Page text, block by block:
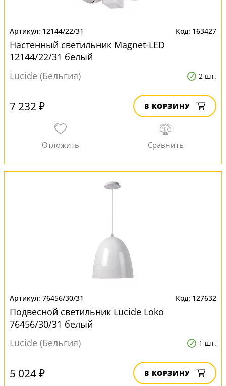
12144/22/31 163427
Настенный светильник Magnet-LED
12144/22/31 белый
Lucide (Бельгия)
2 шт.
7 232 ₽ В КОРЗИНУ
76456/30/31 127632
Подвесной светильник Lucide Loko
76456/30/31 белый
Lucide (Бельгия)
1 шт.
5 024 ₽ В КОРЗИНУ